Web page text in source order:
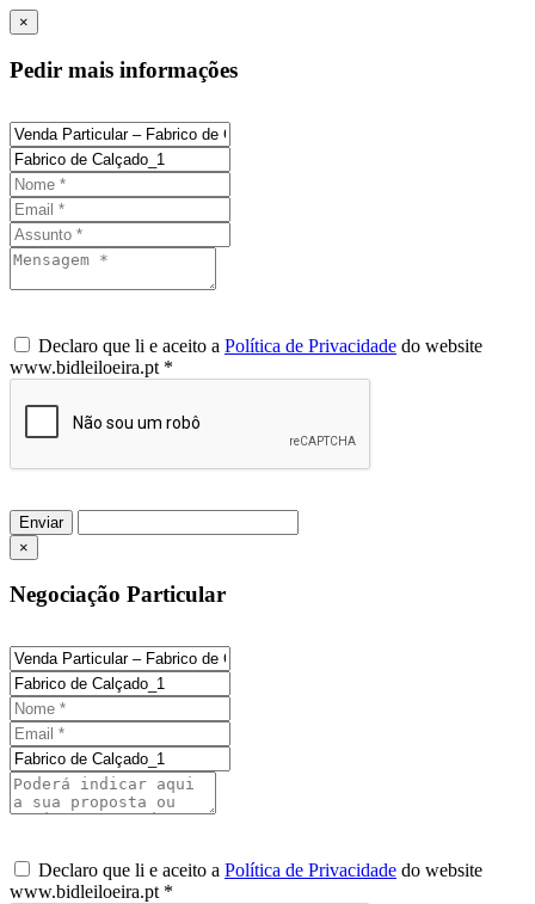
×
Pedir mais informações
Declaro que li e aceito a Política de Privacidade do website
www.bidleiloeira.pt *
Enviar
×
Negociação Particular
Declaro que li e aceito a Política de Privacidade do website
www.bidleiloeira.pt *